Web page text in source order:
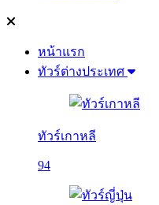
หน้าแรก
ทัวร์ต่างประเทศ
ทัวร์เกาหลี
94